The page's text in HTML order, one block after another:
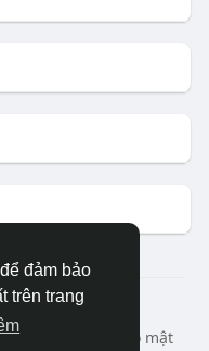
đảm bảo
trên trang
Chính sách bảo mật